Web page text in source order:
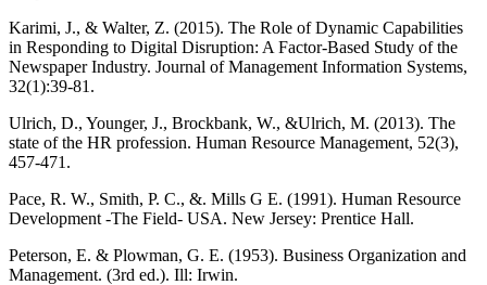
Karimi, J., & Walter, Z. (2015). The Role of Dynamic Capabilities
in Responding to Digital Disruption: A Factor-Based Study of the
Newspaper Industry. Journal of Management Information Systems,
32(1):39-81.
Ulrich, D., Younger, J., Brockbank, W., &Ulrich, M. (2013). The
state of the HR profession. Human Resource Management, 52(3),
457-471.
Pace, R. W., Smith, P. C., &. Mills G E. (1991). Human Resource
Development -The Field- USA. New Jersey: Prentice Hall.
Peterson, E. & Plowman, G. E. (1953). Business Organization and
Management. (3rd ed.). Ill: Irwin.